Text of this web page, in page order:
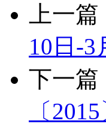
上一篇
10日-3
下一篇
〔